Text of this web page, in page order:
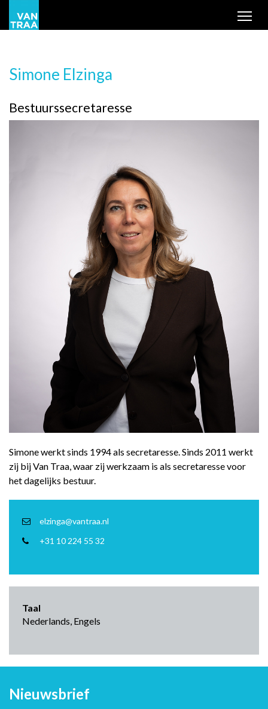
Simone Elzinga
Bestuurssecretaresse
Simone werkt sinds 1994 als secretaresse. Sinds 2011 werkt
zij bij Van Traa, waar zij werkzaam is als secretaresse voor
het dagelijks bestuur.
elzinga@vantraa.nl
+31 10 224 55 32
Taal
Nederlands, Engels
Nieuwsbrief